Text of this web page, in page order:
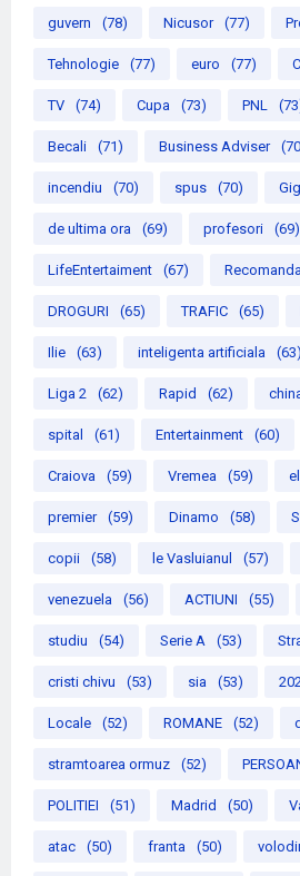
guvern (78) Nicusor (77)
Tehnologie (77) euro (77)
TV (74) Cupa (73) PNL
Becali (71) Business Adviser
incendiu (70) spus (70)
de ultima ora (69) profesori (69)
LifeEntertaiment (67)
DROGURI (65) TRAFIC (65)
Ilie (63) inteligenta artificiala (63)
Liga 2 (62) Rapid (62)
spital (61) Entertainment (60)
Craiova (59) Vremea (59)
premier (59) Dinamo (58)
copii (58) le Vasluianul (57)
venezuela (56) ACTIUNI (55)
studiu (54) Serie A (53)
cristi chivu (53) sia (53)
Locale (52) ROMANE (52)
stramtoarea ormuz (52)
POLITIEI (51) Madrid (50)
atac (50) franta (50)